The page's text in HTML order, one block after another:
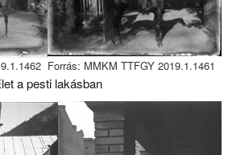
Forrás: MMKM TTFGY 2019.1.1461
a pesti lakásban